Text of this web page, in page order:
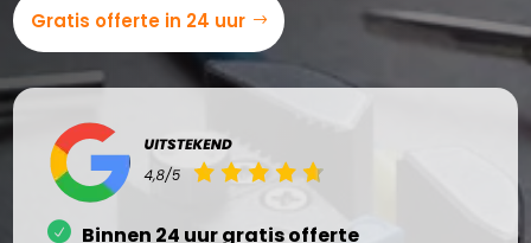
Gratis offerte in 24 uur
Binnen 24 uur gratis offerte